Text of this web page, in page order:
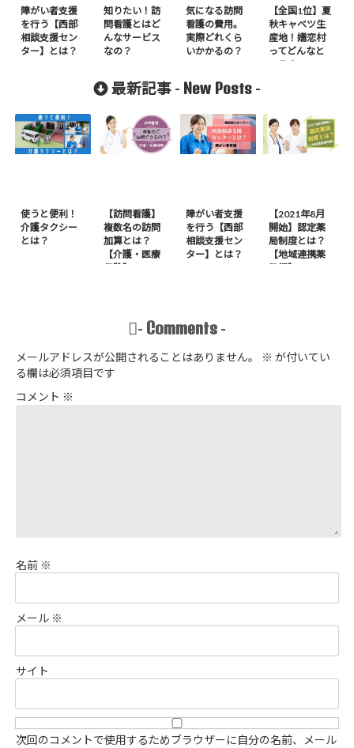
障がい者支援
を行う【西部
相談支援セン
ター】とは？
知りたい！訪
問看護とはど
んなサービス
なの？
気になる訪問
看護の費用。
実際どれくら
いかかるの？
【全国1位】夏
秋キャベツ生
産地！嬬恋村
ってどんなと
ころ？
最新記事 - New Posts -
使うと便利！
介護タクシー
とは？
【訪問看護】
複数名の訪問
加算とは？
【介護・医療
保険】
障がい者支援
を行う【西部
相談支援セン
ター】とは？
【2021年8月
開始】認定薬
局制度とは？
【地域連携薬
局編】
- Comments -
メールアドレスが公開されることはありません。 ※ が付いてい
る欄は必須項目です
コメント ※
名前 ※
メール ※
サイト
次回のコメントで使用するためブラウザーに自分の名前、メール